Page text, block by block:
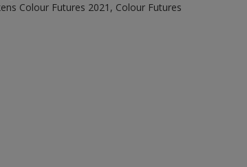
Colour Futures 2021, Colour Futures